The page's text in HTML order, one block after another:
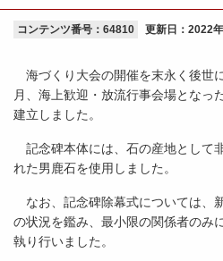
コンテンツ番号：64810 更新日： 2022
海づくり大会の開催を末永く後世
月、海上歓迎・放流行事会場となっ
建立しました。
記念碑本体には、石の産地として
れた男鹿石を使用しました。
なお、記念碑除幕式については、
の状況を鑑み、最小限の関係者のみ
執り行いました。